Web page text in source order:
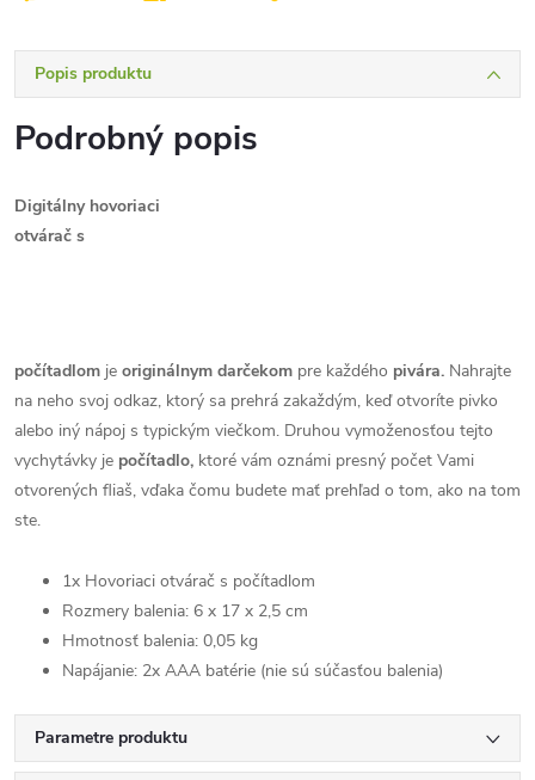
Popis produktu
Podrobný popis
Digitálny hovoriaci
otvárač s
počítadlom je originálnym darčekom pre každého pivára. Nahrajte
na neho svoj odkaz, ktorý sa prehrá zakaždým, keď otvoríte pivko
alebo iný nápoj s typickým viečkom. Druhou vymoženosťou tejto
vychytávky je počítadlo, ktoré vám oznámi presný počet Vami
otvorených fliaš, vďaka čomu budete mať prehľad o tom, ako na tom
ste.
1x Hovoriaci otvárač s počítadlom
Rozmery balenia: 6 x 17 x 2,5 cm
Hmotnosť balenia: 0,05 kg
Napájanie: 2x AAA batérie (nie sú súčasťou balenia)
Parametre produktu